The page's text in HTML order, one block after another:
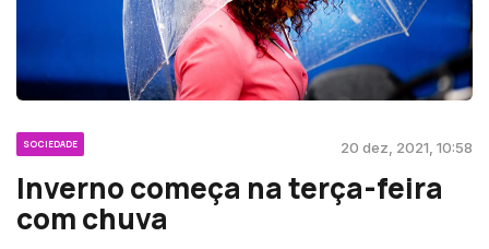
SOCIEDADE 20 dez, 2021, 10:58
Inverno começa na terça-feira
com chuva